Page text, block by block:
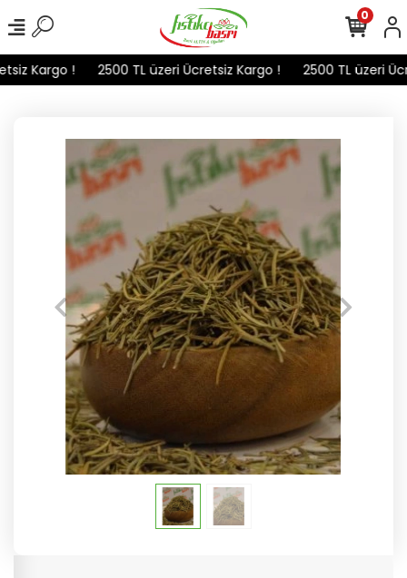
Kargo ! 2500 TL üzeri Ücretsiz Kargo ! 2500 TL üzeri
0